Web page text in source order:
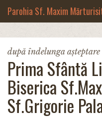
Parohia Sf. Maxim
Noua biserică
Botezuri & Cununii
Teologie &
Fotografii
după îndelunga așteptare
Prima Sfântă
Biserica
Sf.Grigorie